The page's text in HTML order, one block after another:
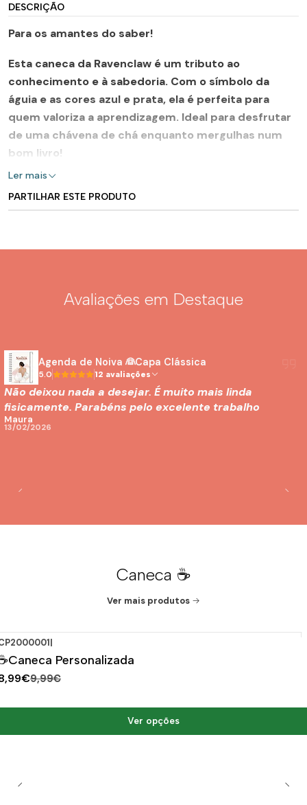
DESCRIÇÃO
Para os amantes do saber!
Esta caneca da Ravenclaw é um tributo ao
conhecimento e à sabedoria. Com o símbolo da
águia e as cores azul e prata, ela é perfeita para
quem valoriza a aprendizagem. Ideal para desfrutar
de uma chávena de chá enquanto mergulhas num
bom livro!
Ler mais
PARTILHAR ESTE PRODUTO
Avaliações em Destaque
Agenda de Noiva 👰Capa Clássica
5.0 12 avaliações
Não deixou nada a desejar. É muito mais linda
fisicamente. Parabéns pelo excelente trabalho
Maura
13/02/2026
Caneca ☕
Ver mais produtos
-10% DESCONTO
|
Personalizada
9,99€
Ver opções